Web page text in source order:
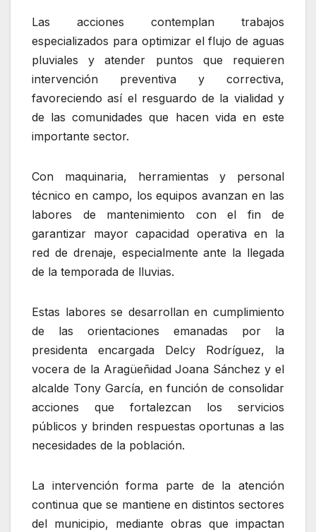
Las acciones contemplan trabajos
especializados para optimizar el flujo de aguas
pluviales y atender puntos que requieren
intervención preventiva y correctiva,
favoreciendo así el resguardo de la vialidad y
de las comunidades que hacen vida en este
importante sector.
Con maquinaria, herramientas y personal
técnico en campo, los equipos avanzan en las
labores de mantenimiento con el fin de
garantizar mayor capacidad operativa en la
red de drenaje, especialmente ante la llegada
de la temporada de lluvias.
Estas labores se desarrollan en cumplimiento
de las orientaciones emanadas por la
presidenta encargada Delcy Rodríguez, la
vocera de la Aragüeñidad Joana Sánchez y el
alcalde Tony García, en función de consolidar
acciones que fortalezcan los servicios
públicos y brinden respuestas oportunas a las
necesidades de la población.
La intervención forma parte de la atención
continua que se mantiene en distintos sectores
del municipio, mediante obras que impactan